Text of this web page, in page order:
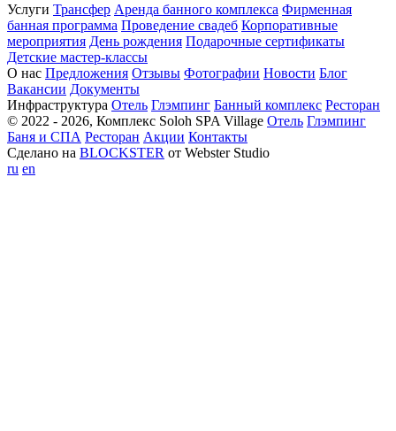
Услуги Трансфер Аренда банного комплекса Фирменная
банная программа Проведение свадеб Корпоративные
мероприятия День рождения Подарочные сертификаты
Детские мастер-классы
О нас Предложения Отзывы Фотографии Новости Блог
Вакансии Документы
Инфраструктура Отель Глэмпинг Банный комплекс Ресторан
© 2022 - 2026, Комплекс Soloh SPA Village Отель Глэмпинг
Баня и СПА Ресторан Акции Контакты
Сделано на BLOCKSTER от Webster Studio
ru en